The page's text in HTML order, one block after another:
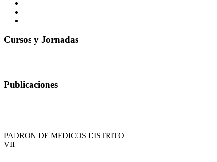
Cursos y Jornadas
Publicaciones
PADRON DE MEDICOS DISTRITO
VII